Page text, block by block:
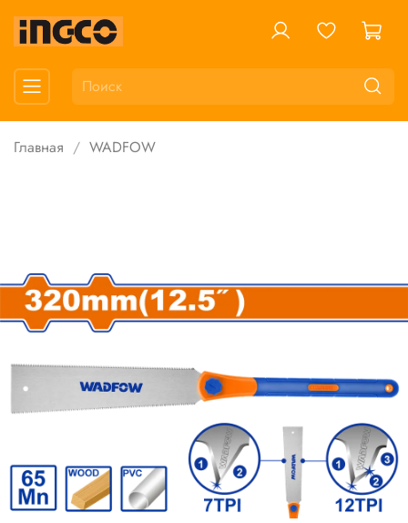
Главная WADFOW